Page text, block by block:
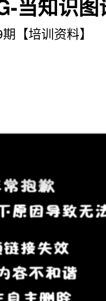
当知识图
【培训资料】